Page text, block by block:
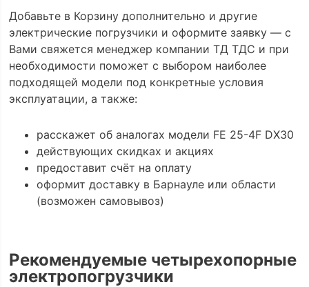
Добавьте в Корзину дополнительно и другие
электрические погрузчики и оформите заявку — с
Вами свяжется менеджер компании ТД ТДС и при
необходимости поможет с выбором наиболее
подходящей модели под конкретные условия
эксплуатации, а также:
расскажет об аналогах модели FE 25-4F DX30
действующих скидках и акциях
предоставит счёт на оплату
оформит доставку в Барнауле или области
(возможен самовывоз)
Рекомендуемые четырехопорные
электропогрузчики